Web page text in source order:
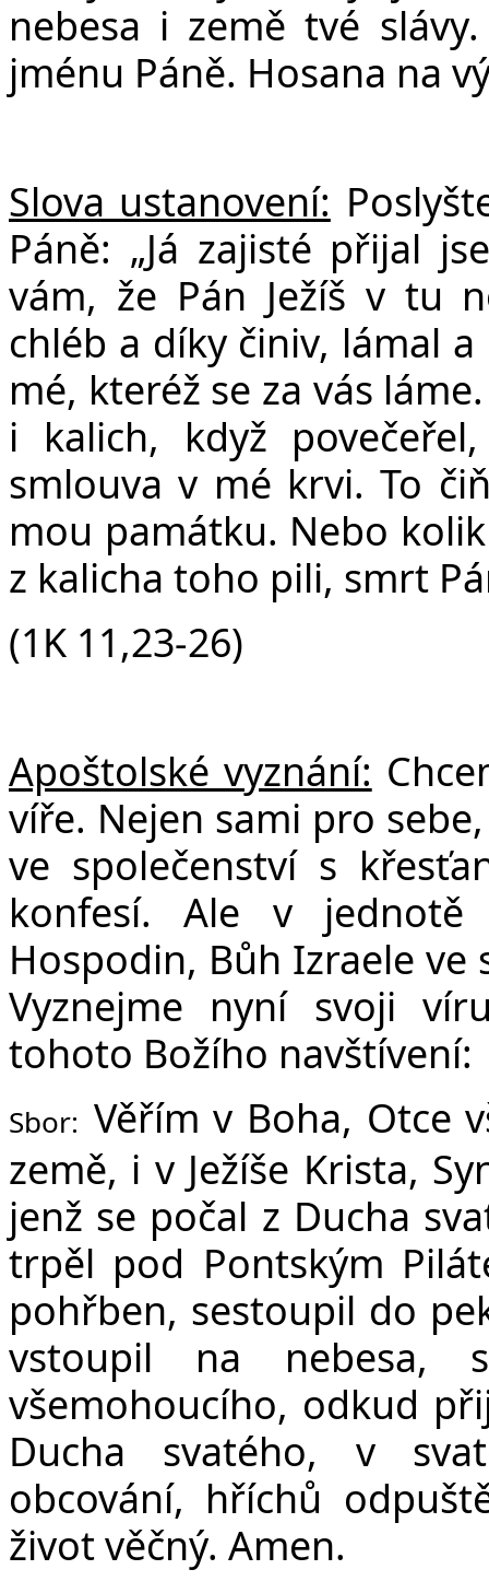
nebesa i země tvé
jménu Páně. Hosana na
Slova ustanovení:
Páně: „Já zajisté přijal
vám, že Pán Ježíš v tu
chléb a díky činiv, lámal
mé, kteréž se za vás
i kalich, když
smlouva v mé krvi. To
mou památku. Nebo
z kalicha toho pili, smrt
(1K 11,23-26)
Apoštolské vyznání:
víře. Nejen sami pro
ve společenství s
konfesí. Ale v
Hospodin, Bůh Izraele
Vyznejme nyní svoji
tohoto Božího navštívení:
Sbor: Věřím v Boha, Otce
země, i v Ježíše Krista,
jenž se počal z Ducha
trpěl pod Pontským
pohřben, sestoupil do
vstoupil na nebesa,
všemohoucího, odkud
Ducha svatého, v
obcování, hříchů
život věčný. Amen.